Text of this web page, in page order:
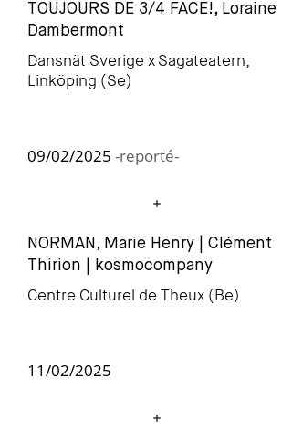
TOUJOURS DE 3/4 FACE!, Loraine
Dambermont
Dansnät Sverige xSagateatern,
Linköping (Se)
09/02/2025 -reporté-
NORMAN, Marie Henry | Clément
Thirion | kosmocompany
Centre Culturel de Theux (Be)
11/02/2025